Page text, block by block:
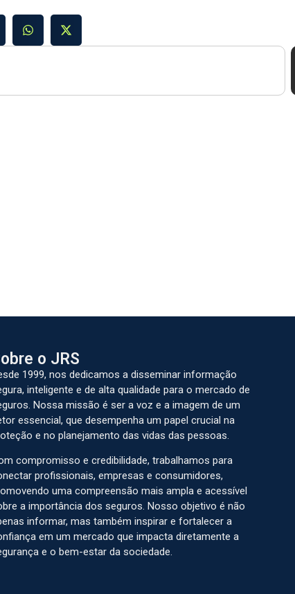
o JRS
1999, nos dedicamos a disseminar informação
inteligente e de alta qualidade para o mercado de
Nossa missão é ser a voz e a imagem de um
essencial, que desempenha um papel crucial na
e no planejamento das vidas das pessoas.
compromisso e credibilidade, trabalhamos para
profissionais, empresas e consumidores,
uma compreensão mais ampla e acessível
a importância dos seguros. Nosso objetivo é não
informar, mas também inspirar e fortalecer a
em um mercado que impacta diretamente a
e o bem-estar da sociedade.